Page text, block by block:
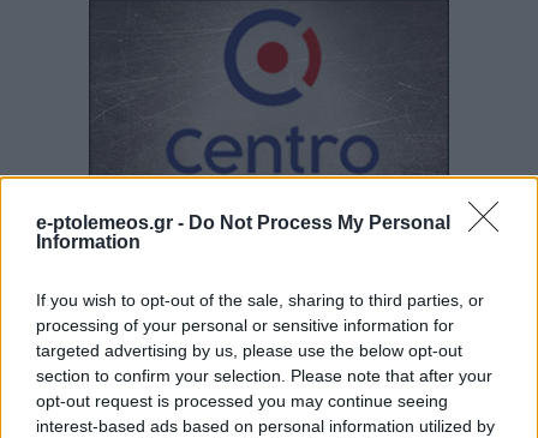
e-ptolemeos.gr - Do Not Process My Personal
Information
If you wish to opt-out of the sale, sharing to third parties, or
processing of your personal or sensitive information for
targeted advertising by us, please use the below opt-out
section to confirm your selection. Please note that after your
opt-out request is processed you may continue seeing
interest-based ads based on personal information utilized by